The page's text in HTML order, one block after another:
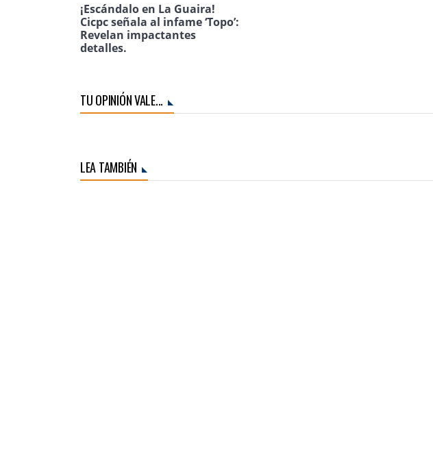
¡Escándalo en La Guaira!
Cicpc señala al infame ‘Topo’:
Revelan impactantes
detalles.
TU OPINIÓN VALE...
LEA TAMBIÉN